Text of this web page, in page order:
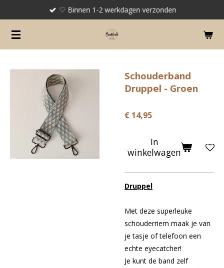
naar
de
♡ Binnen 1-2 werkdagen verzonden
Schouderband
Druppel - Groen
€ 14,95
In
winkelwagen
Druppel
Met deze superleuke
schouderriem maak je van
je tasje of telefoon een
echte eyecatcher!
Je kunt de band zelf